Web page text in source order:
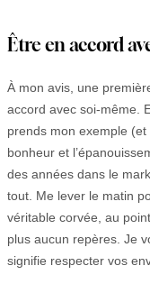
Être en accord
À mon avis, une
accord avec soi-même.
prends mon exemple (et
bonheur et
des années dans le
tout. Me lever le matin
véritable corvée, au
plus aucun repères. Je
signifie respecter vos